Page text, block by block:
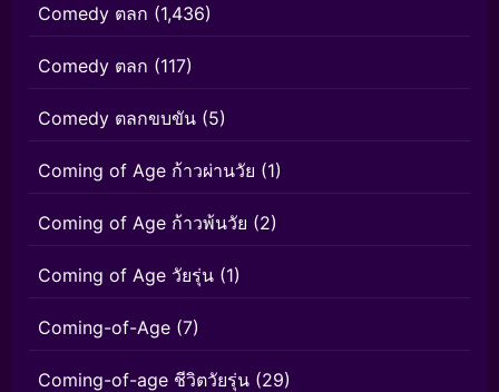
Comedy ตลก (1,436)
Comedy ตลก (117)
Comedy ตลกขบขัน (5)
Coming of Age ก้าวผ่านวัย (1)
Coming of Age ก้าวพ้นวัย (2)
Coming of Age วัยรุ่น (1)
Coming-of-Age (7)
Coming-of-age ชีวิตวัยรุ่น (29)